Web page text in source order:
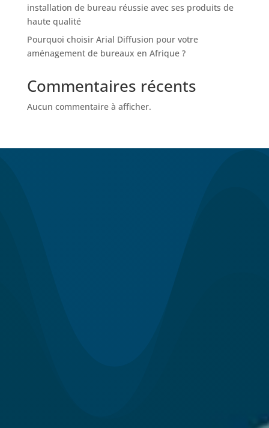
installation de bureau réussie avec ses produits de
haute qualité
Pourquoi choisir Arial Diffusion pour votre
aménagement de bureaux en Afrique ?
Commentaires récents
Aucun commentaire à afficher.